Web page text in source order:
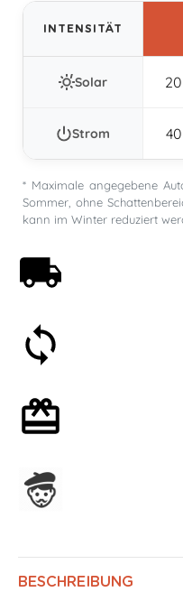
INTENSITÄT
Solar
Strom
* Maximale angegebene
Sommer, ohne
kann im Winter reduziert
BESCHREIBUNG